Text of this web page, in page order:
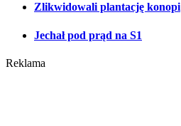
Zlikwidowali plantację konopi
Jechał pod prąd na S1
Reklama